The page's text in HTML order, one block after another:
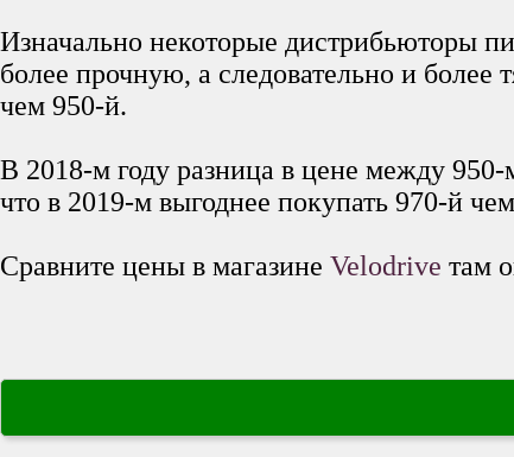
Изначально некоторые дистрибьюторы
более прочную, а следовательно и более
чем 950-й.
В 2018-м году разница в цене между
что в 2019-м выгоднее покупать 970-й
Сравните цены в магазине Velodrive там